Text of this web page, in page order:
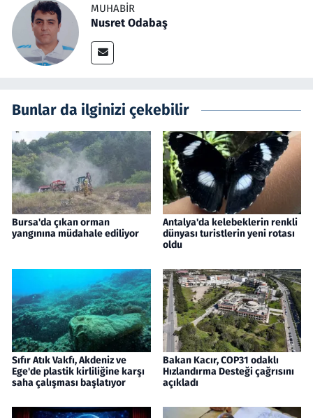
MUHABIR
Nusret Odabaş
Bunlar da ilginizi çekebilir
Bursa'da çıkan orman
yangınına müdahale ediliyor
Antalya'da kelebeklerin renkli
dünyası turistlerin yeni rotası
oldu
Sıfır Atık Vakfı, Akdeniz ve
Ege'de plastik kirliliğine karşı
saha çalışması başlatıyor
Bakan Kacır, COP31 odaklı
Hızlandırma Desteği çağrısını
açıkladı